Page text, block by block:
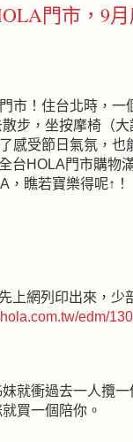
門市，9
市！住台北時，
步，坐按摩椅（
感受節日氣氛，
台HOLA門市購物
，瞧若寶樂得呢↑！
上網列印出來，
edm/
妹就衝過去一人攬
買一個陪你。